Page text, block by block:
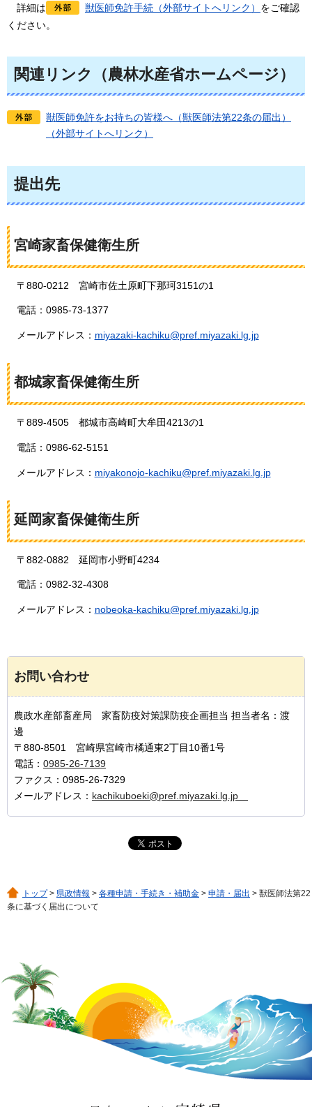
詳細は 獣医師免許手続（外部サイトへリンク） をご確認
ください。
関連リンク（農林水産省ホームページ）
獣医師免許をお持ちの皆様へ（獣医師法第22条の届出）
（外部サイトへリンク）
提出先
宮崎家畜保健衛生所
〒880-0212 宮崎市佐土原町下那珂3151の1
電話：0985-73-1377
メールアドレス： miyazaki-kachiku@pref.miyazaki.lg.jp
都城家畜保健衛生所
〒889-4505 都城市高崎町大牟田4213の1
電話：0986-62-5151
メールアドレス： miyakonojo-kachiku@pref.miyazaki.lg.jp
延岡家畜保健衛生所
〒882-0882 延岡市小野町4234
電話：0982-32-4308
メールアドレス： nobeoka-kachiku@pref.miyazaki.lg.jp
お問い合わせ
農政水産部畜産局 家畜防疫対策課防疫企画担当 担当者名：渡
邊
〒880-8501 宮崎県宮崎市橘通東2丁目10番1号
電話： 0985-26-7139
ファクス：0985-26-7329
メールアドレス： kachikuboeki@pref.miyazaki.lg.jp
トップ> 県政情報 > 各種申請・手続き・補助金 > 申請・届出 > 獣医師法第22
条に基づく届出について